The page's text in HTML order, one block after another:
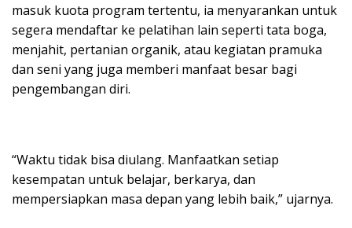
masuk kuota program tertentu, ia menyarankan untuk
segera mendaftar ke pelatihan lain seperti tata boga,
menjahit, pertanian organik, atau kegiatan pramuka
dan seni yang juga memberi manfaat besar bagi
pengembangan diri.
“Waktu tidak bisa diulang. Manfaatkan setiap
kesempatan untuk belajar, berkarya, dan
mempersiapkan masa depan yang lebih baik,” ujarnya.